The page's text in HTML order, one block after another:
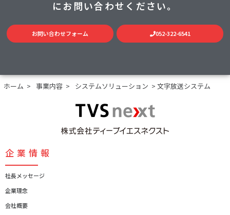
にお問い合わせください。
お問い合わせフォーム 052-322-6541
ホーム > 事業内容 > システムソリューション > 文字放送システム
企業情報
社長メッセージ
企業理念
会社概要